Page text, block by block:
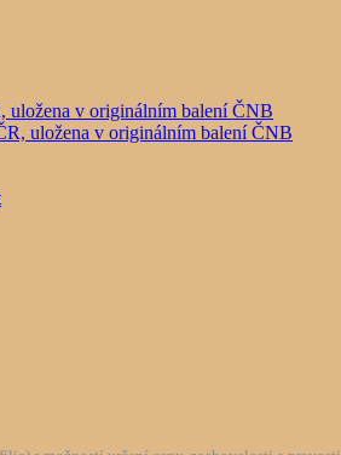
uložena v originálním balení ČNB